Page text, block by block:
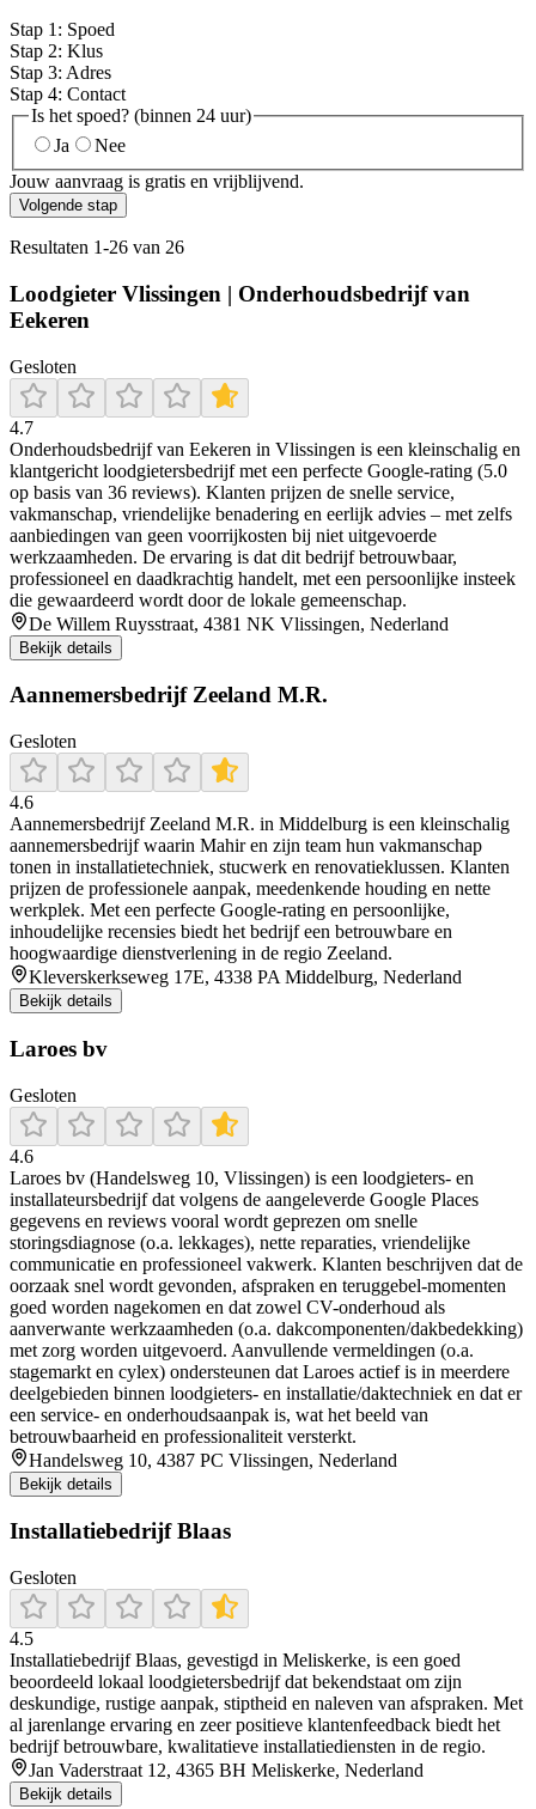
Stap 1 : Spoed
Stap 2: Klus
Stap 3: Adres
Stap 4: Contact
Is het spoed? (binnen 24 uur)
Ja
Nee
Jouw aanvraag is gratis en vrijblijvend.
Volgende stap
Resultaten 1-26 van 26
Loodgieter Vlissingen | Onderhoudsbedrijf van
Eekeren
Gesloten
4.7
Onderhoudsbedrijf van Eekeren in Vlissingen is een kleinschalig en
klantgericht loodgietersbedrijf met een perfecte Google‑rating (5.0
op basis van 36 reviews). Klanten prijzen de snelle service,
vakmanschap, vriendelijke benadering en eerlijk advies – met zelfs
aanbiedingen van geen voorrijkosten bij niet uitgevoerde
werkzaamheden. De ervaring is dat dit bedrijf betrouwbaar,
professioneel en daadkrachtig handelt, met een persoonlijke insteek
die gewaardeerd wordt door de lokale gemeenschap.
De Willem Ruysstraat, 4381 NK Vlissingen, Nederland
Bekijk details
Aannemersbedrijf Zeeland M.R.
Gesloten
4.6
Aannemersbedrijf Zeeland M.R. in Middelburg is een kleinschalig
aannemersbedrijf waarin Mahir en zijn team hun vakmanschap
tonen in installatietechniek, stucwerk en renovatieklussen. Klanten
prijzen de professionele aanpak, meedenkende houding en nette
werkplek. Met een perfecte Google‑rating en persoonlijke,
inhoudelijke recensies biedt het bedrijf een betrouwbare en
hoogwaardige dienstverlening in de regio Zeeland.
Kleverskerkseweg 17E, 4338 PA Middelburg, Nederland
Bekijk details
Laroes bv
Gesloten
4.6
Laroes bv (Handelsweg 10, Vlissingen) is een loodgieters- en
installateursbedrijf dat volgens de aangeleverde Google Places
gegevens en reviews vooral wordt geprezen om snelle
storingsdiagnose (o.a. lekkages), nette reparaties, vriendelijke
communicatie en professioneel vakwerk. Klanten beschrijven dat de
oorzaak snel wordt gevonden, afspraken en teruggebel-momenten
goed worden nagekomen en dat zowel CV-onderhoud als
aanverwante werkzaamheden (o.a. dakcomponenten/dakbedekking)
met zorg worden uitgevoerd. Aanvullende vermeldingen (o.a.
stagemarkt en cylex) ondersteunen dat Laroes actief is in meerdere
deelgebieden binnen loodgieters- en installatie/daktechniek en dat er
een service- en onderhoudsaanpak is, wat het beeld van
betrouwbaarheid en professionaliteit versterkt.
Handelsweg 10, 4387 PC Vlissingen, Nederland
Bekijk details
Installatiebedrijf Blaas
Gesloten
4.5
Installatiebedrijf Blaas, gevestigd in Meliskerke, is een goed
beoordeeld lokaal loodgietersbedrijf dat bekendstaat om zijn
deskundige, rustige aanpak, stiptheid en naleven van afspraken. Met
al jarenlange ervaring en zeer positieve klantenfeedback biedt het
bedrijf betrouwbare, kwalitatieve installatiediensten in de regio.
Jan Vaderstraat 12, 4365 BH Meliskerke, Nederland
Bekijk details